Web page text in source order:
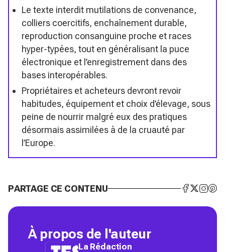
Le texte interdit mutilations de convenance,
colliers coercitifs, enchaînement durable,
reproduction consanguine proche et races
hyper-typées, tout en généralisant la puce
électronique et l’enregistrement dans des
bases interopérables.
Propriétaires et acheteurs devront revoir
habitudes, équipement et choix d’élevage, sous
peine de nourrir malgré eux des pratiques
désormais assimilées à de la cruauté par
l’Europe.
PARTAGE CE CONTENU
À propos de l'auteur
La Rédaction